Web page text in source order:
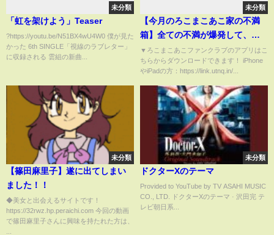
未分類
「虹を架けよう」Teaser
?https://youtu.be/N51BX4wU4W0 僕が見た
かった 6th SINGLE「視線のラブレター」
に収録される 雲組の新曲...
未分類
【今月のろこまこあこ家の不満
箱】全ての不満が爆発して、今
月の不満箱は過去一最悪な結果
になりました…
▼ろこまこあこファンクラブのアプリはこ
ちらからダウンロードできます！ iPhone
やiPadの方：https://link.utnq.in/...
未分類
【篠田麻里子】遂に出てしまい
ました！！
◆美女と出会えるサイトです！
https://32rwz.hp.peraichi.com 今回の動画
で篠田麻里子さんに興味を持たれた方は、
未分類
ドクターXのテーマ
Provided to YouTube by TV ASAHI MUSIC
CO., LTD. ドクターXのテーマ · 沢田完 テ
レビ朝日系...